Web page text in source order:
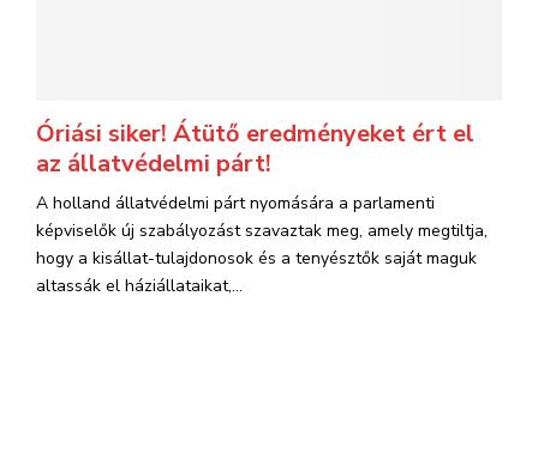
Óriási siker! Átütő eredményeket ért el
az állatvédelmi párt!
A holland állatvédelmi párt nyomására a parlamenti
képviselők új szabályozást szavaztak meg, amely megtiltja,
hogy a kisállat-tulajdonosok és a tenyésztők saját maguk
altassák el háziállataikat,...